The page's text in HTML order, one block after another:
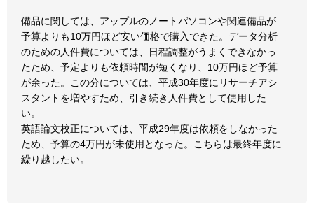
備品に関しては、アップルのノートパソコンや関連備品が
予算よりも10万円ほど安い価格で購入できた。データ分析
のための人件費については、日程調整がうまくできなかっ
たため、予定よりも依頼時間が短くなり、10万円ほど予算
が余った。この分については、平成30年度にリサーチアシ
スタントを増やすため、引き続き人件費として使用した
い。
英語論文校正については、平成29年度は依頼をしなかった
ため、予算の4万円が未使用となった。こちらは最終年度に
繰り越したい。